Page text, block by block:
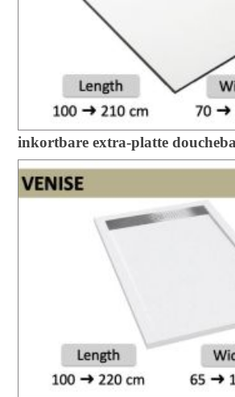
inkortbare extra-platte